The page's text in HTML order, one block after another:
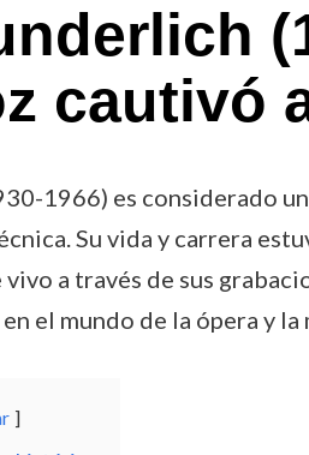
cautivó
1966) es considerado
Su vida y carrera
vivo a través de sus
el mundo de la ópera y la